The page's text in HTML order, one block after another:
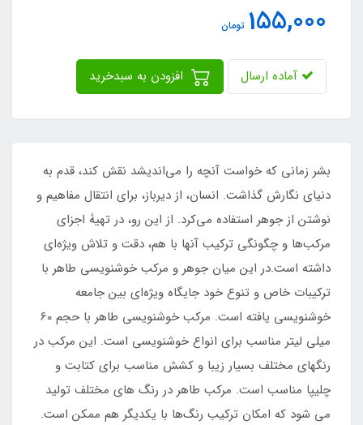
155,000 تومان
آماده ارسال
بشر زمانی که خواست آنچه را می‌اندیشد نقش کند، قدم به
دنیای نگارش گذاشت. انسان، از دیرباز، برای انتقال مفاهیم و
نوشتن از جوهر استفاده می‌کرد. از این رو، در تهیۀ اجزای
مرکب‌ها و چگونگی ترکیب آنها با هم، دقت و تلاش ویژه‌ای
داشته است.در این میان جوهر و مرکب خوشنویسی طاهر با
ترکیبات خاص و تنوع خود جایگاه ویژه‌ای بین جامعه
خوشنویسی یافته است. مرکب خوشنویسی طاهر با حجم 60
میلی لیتر مناسب برای انواع خوشنویسی است. این مرکب در
رنگهای مختلف بسیار زیبا و کشش مناسب برای کتابت و
چلیپا مناسب است. مرکب طاهر در رنگ های مختلف تولید
می شود که امکان ترکیب رنگ‌ها با یکدیگر هم ممکن است.